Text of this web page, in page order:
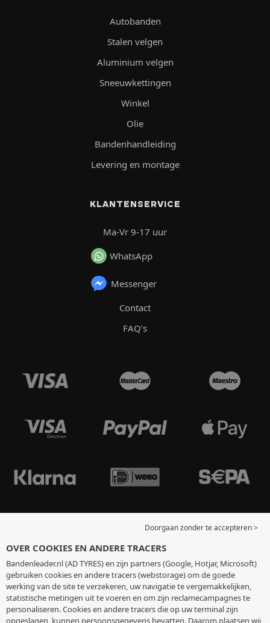
Autobanden
Stalen velgen
Aluminium velgen
Sneeuwkettingen
Winkel
Olie
Bandenhandleiding
Levering en montage
KLANTENSERVICE
Ma-Vr 9-17 uur
WhatsApp
Messenger
Contact
FAQ’s
Doorgaan zonder te accepteren >
OVER COOKIES EN ANDERE TRACERS
Bandenleader.nl (AD TYRES) en zijn partners (Google, Hotjar, Microsoft)
gebruiken cookies en andere tracers (webstorage) om de goede
werking van de site te verzekeren, uw navigatie te vergemakkelijken,
statistische metingen uit te voeren en om zijn reclamecampagnes te
personaliseren. Cookies en andere tracers die op uw terminal zijn
opgeslagen, kunnen persoonsgegevens bevatten. Daarom plaatsen wij